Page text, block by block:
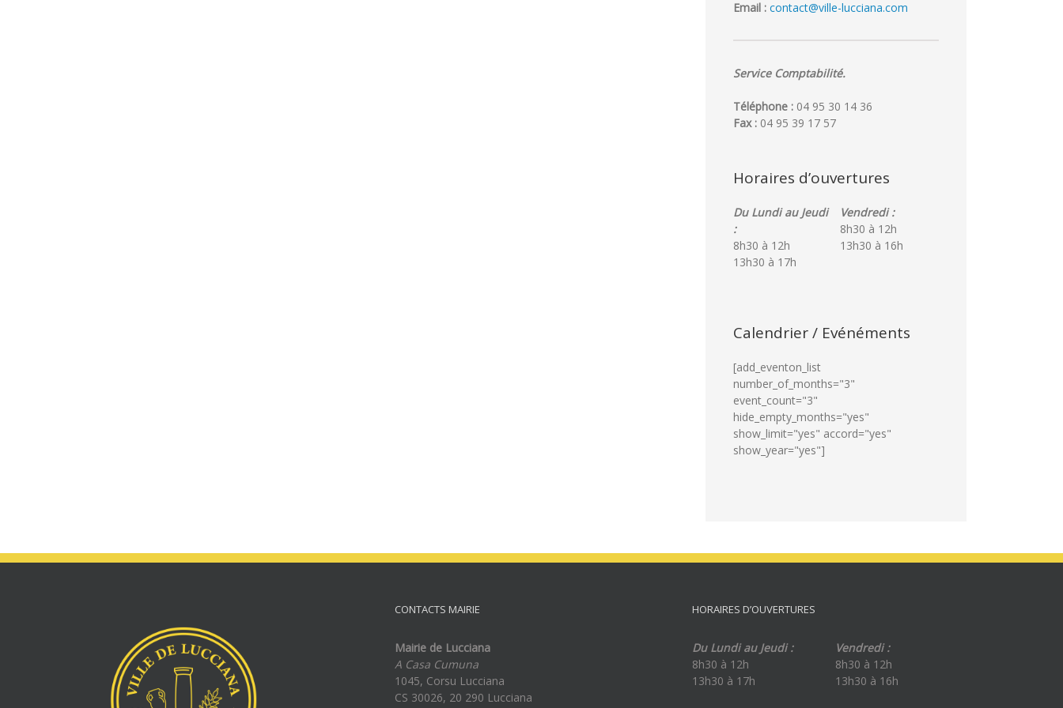
2026
Email : contact@ville-lucciana.com
Service Comptabilité.
Téléphone : 04 95 30 14 36
Fax : 04 95 39 17 57
Horaires d’ouvertures
Du Lundi au Jeudi
:
8h30 à 12h
13h30 à 17h
Vendredi :
8h30 à 12h
13h30 à 16h
Calendrier / Evénéments
[add_eventon_list
number_of_months="3"
event_count="3"
hide_empty_months="yes"
show_limit="yes" accord="yes"
show_year="yes"]
CONTACTS MAIRIE
Mairie de Lucciana
A Casa Cumuna
1045, Corsu Lucciana
CS 30026, 20 290 Lucciana
HORAIRES D’OUVERTURES
Du Lundi au Jeudi :
8h30 à 12h
13h30 à 17h
Vendredi :
8h30 à 12h
13h30 à 16h